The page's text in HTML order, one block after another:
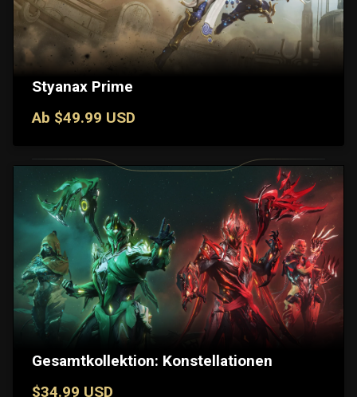
Styanax Prime
Ab $49.99 USD
Gesamtkollektion: Konstellationen
$34.99 USD